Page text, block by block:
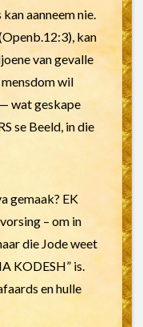
aanneem nie.
kan
van gevalle
wil
wat geskape
se Beeld, in die
gemaak? EK
– om in
die Jode weet
KODESH” is.
en hulle